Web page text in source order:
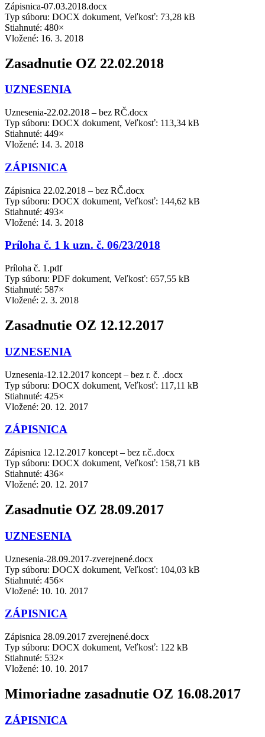
Zápisnica-07.03.2018.docx
Typ súboru: DOCX dokument, Veľkosť: 73,28 kB
Stiahnuté: 480×
Vložené: 16. 3. 2018
Zasadnutie OZ 22.02.2018
UZNESENIA
Uznesenia-22.02.2018 – bez RČ.docx
Typ súboru: DOCX dokument, Veľkosť: 113,34 kB
Stiahnuté: 449×
Vložené: 14. 3. 2018
ZÁPISNICA
Zápisnica 22.02.2018 – bez RČ.docx
Typ súboru: DOCX dokument, Veľkosť: 144,62 kB
Stiahnuté: 493×
Vložené: 14. 3. 2018
Príloha č. 1 k uzn. č. 06/23/2018
Príloha č. 1.pdf
Typ súboru: PDF dokument, Veľkosť: 657,55 kB
Stiahnuté: 587×
Vložené: 2. 3. 2018
Zasadnutie OZ 12.12.2017
UZNESENIA
Uznesenia-12.12.2017 koncept – bez r. č. .docx
Typ súboru: DOCX dokument, Veľkosť: 117,11 kB
Stiahnuté: 425×
Vložené: 20. 12. 2017
ZÁPISNICA
Zápisnica 12.12.2017 koncept – bez r.č..docx
Typ súboru: DOCX dokument, Veľkosť: 158,71 kB
Stiahnuté: 436×
Vložené: 20. 12. 2017
Zasadnutie OZ 28.09.2017
UZNESENIA
Uznesenia-28.09.2017-zverejnené.docx
Typ súboru: DOCX dokument, Veľkosť: 104,03 kB
Stiahnuté: 456×
Vložené: 10. 10. 2017
ZÁPISNICA
Zápisnica 28.09.2017 zverejnené.docx
Typ súboru: DOCX dokument, Veľkosť: 122 kB
Stiahnuté: 532×
Vložené: 10. 10. 2017
Mimoriadne zasadnutie OZ 16.08.2017
ZÁPISNICA